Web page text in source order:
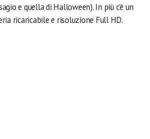
e quella di Halloween). In più c’è un
ricaricabile e risoluzione Full HD.